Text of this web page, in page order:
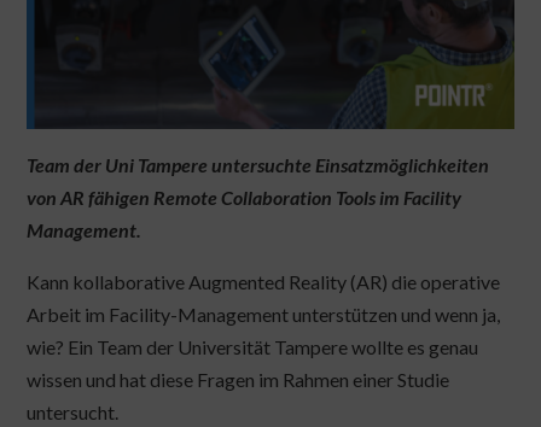
Team der Uni Tampere untersuchte Einsatzmöglichkeiten
von AR fähigen Remote Collaboration Tools im Facility
Management.
Kann kollaborative Augmented Reality (AR) die operative
Arbeit im Facility-Management unterstützen und wenn ja,
wie? Ein Team der Universität Tampere wollte es genau
wissen und hat diese Fragen im Rahmen einer Studie
untersucht.